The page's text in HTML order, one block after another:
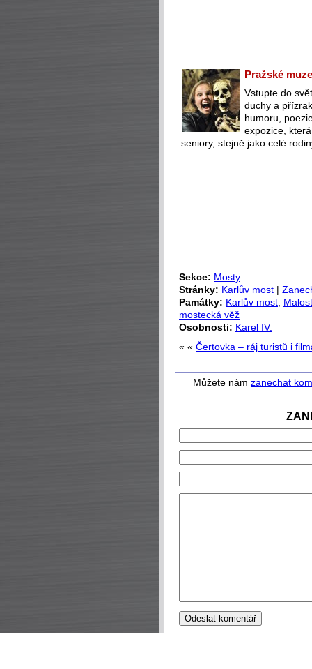
Pražské
Vstupte do
duchy a
humoru,
expozice,
seniory, stejně jako celé
Sekce: Mosty
Stránky: Karlův most |
Památky: Karlův most
mostecká věž
Osobnosti: Karel IV.
« « Čertovka – ráj turistů i
Můžete nám zanechat